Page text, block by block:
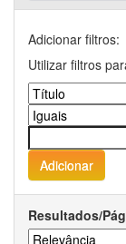
Adicionar filtros:
Utilizar filtros
Resultados/